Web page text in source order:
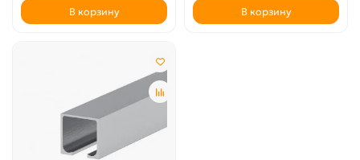
В корзину В корзину